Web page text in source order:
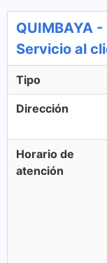
QUIMBAYA
Servicio al
Tipo
Dirección
Horario de
atención